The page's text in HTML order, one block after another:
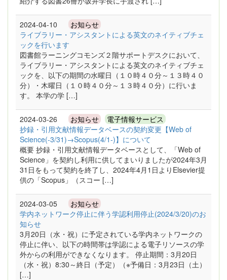
2024-04-10 お知らせ
ライブラリー・アシスタントによる英文のネイティブチェ
ックを行います
図書館ラーニングコモンズ２階サポートデスクにおいて、
ライブラリー・アシスタントによる英文のネイティブチェ
ックを、以下の期間の水曜日（１０時４０分～１３時４０
分）・木曜日（１０時４０分～１３時４０分）に行いま
す。 本学の学 […]
2024-03-26 お知らせ 電子情報サービス
抄録・引用文献情報データベースの契約変更【Web of
Science(-3/31)→Scopus(4/1-)】について
概要 抄録・引用文献情報データベースとして、「Web of
Science」を契約し利用に供してまいりましたが2024年3月
31日をもって契約を終了し、2024年4月1日よりElsevier提
供の「Scopus」（スコー […]
2024-03-05 お知らせ
学内ネットワーク停止に伴う学認利用停止(2024/3/20)のお
知らせ
3月20日（水・祝）に予定されている学内ネットワークの
停止に伴い、以下の時間帯は学認による電子リソースの学
外からの利用ができなくなります。 停止期間：3月20日
（水・祝）8:30～終日（予定）（※予備日：3月23日（土）
[…]